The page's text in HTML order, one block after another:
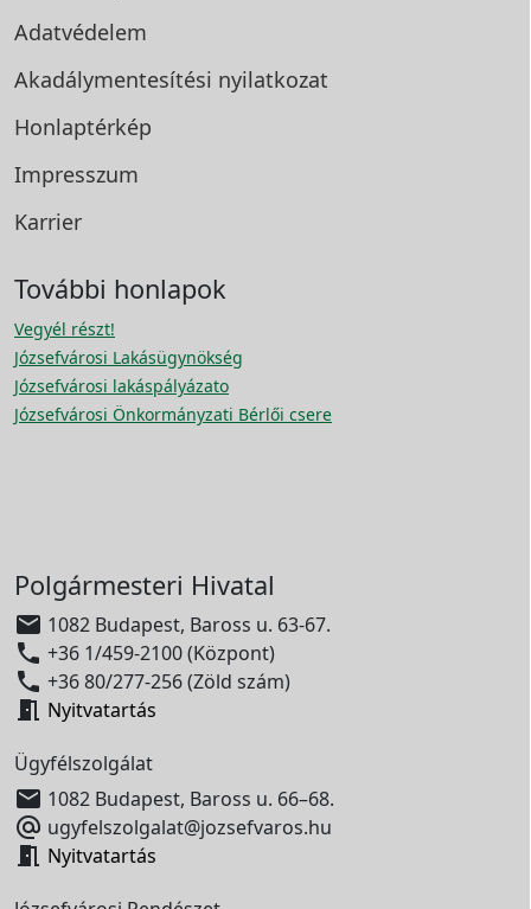
Adatvédelem
Akadálymentesítési nyilatkozat
Honlaptérkép
Impresszum
Karrier
További honlapok
Vegyél részt!
Józsefvárosi Lakásügynökség
Józsefvárosi lakáspályázato
Józsefvárosi Önkormányzati Bérlői csere
Polgármesteri Hivatal
 1082 Budapest, Baross u. 63-67.
 +36 1/459-2100 (Központ)
 +36 80/277-256 (Zöld szám)
 Nyitvatartás
Ügyfélszolgálat
 1082 Budapest, Baross u. 66–68.
 ugyfelszolgalat@jozsefvaros.hu
 Nyitvatartás